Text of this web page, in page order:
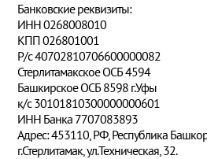
Банковские реквизиты:
ИНН 0268008010
КПП 026801001
Р/с 40702810706600000082
Стерлитамакское ОСБ 4594
Башкирское ОСБ 8598 г.Уфы
к/с 30101810300000000601
ИНН Банка 7707083893
Адрес: 453110, РФ, Республика
г.Стерлитамак, ул.Техническая, 32.